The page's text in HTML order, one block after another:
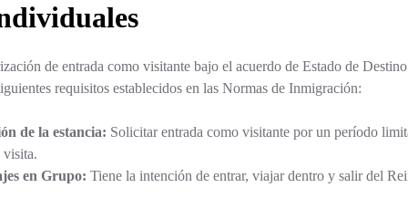
de entrada como visitante bajo el acuerdo de Estado de
requisitos establecidos en las Normas de Inmigración:
de la estancia: Solicitar entrada como visitante por un período
en Grupo: Tiene la intención de entrar, viajar dentro y salir del